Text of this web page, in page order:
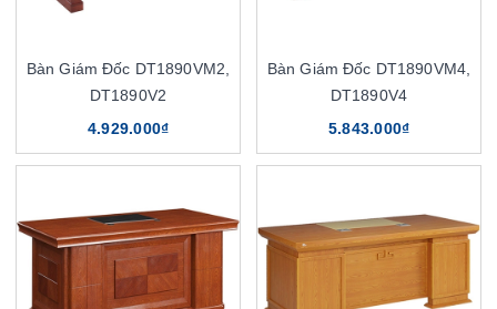
Bàn Giám Đốc DT1890VM2,
DT1890V2
4.929.000₫
Bàn Giám Đốc DT1890VM4,
DT1890V4
5.843.000₫